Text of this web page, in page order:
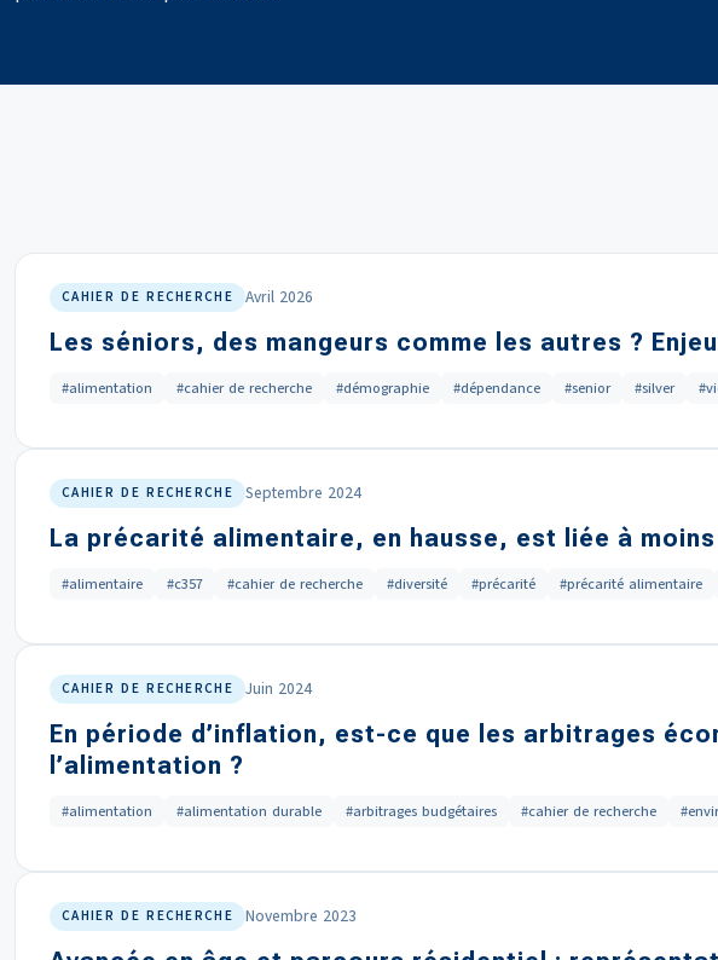
CAHIER DE RECHERCHE Avril 2026
Les séniors, des mangeurs comme les autres ?
#alimentation #cahier de recherche #démographie #dépendance #senior #silver
CAHIER DE RECHERCHE Septembre 2024
La précarité alimentaire, en hausse, est liée à
#alimentaire #c357 #cahier de recherche #diversité #précarité #précarité alimentaire
CAHIER DE RECHERCHE Juin 2024
En période d’inflation, est-ce que les arbitrages
l’alimentation ?
#alimentation #alimentation durable #arbitrages budgétaires #cahier de recherche
CAHIER DE RECHERCHE Novembre 2023